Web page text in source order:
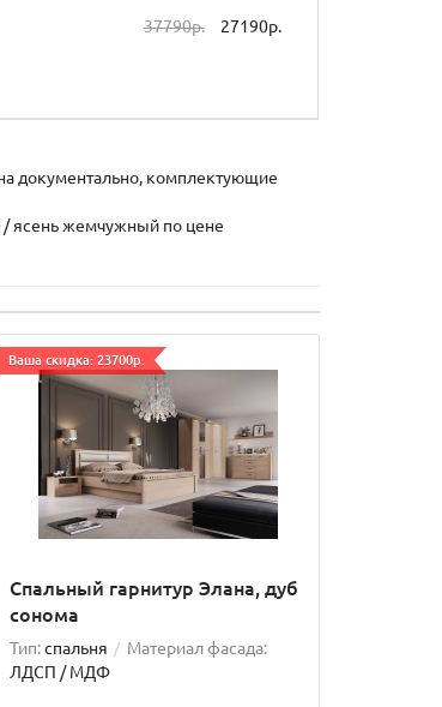
37790р. 27190р.
документально, комплектующие
/ ясень жемчужный по цене
Ваша скидка: 23700р.
Спальный гарнитур Элана, дуб
сонома
Тип:спальня
Материал фасада:
ЛДСП / МДФ